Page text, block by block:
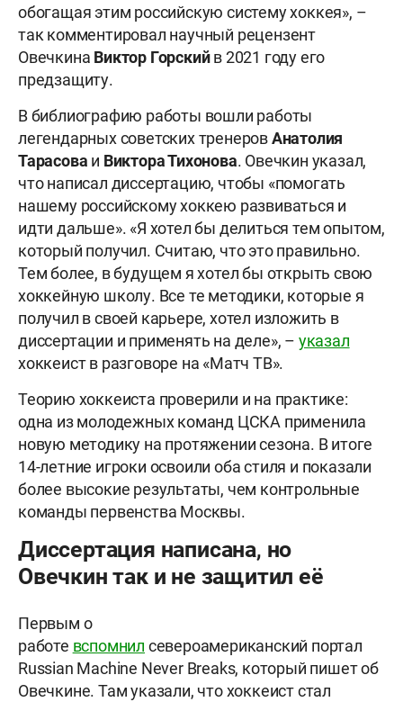
обогащая этим российскую систему хоккея», –
так комментировал научный рецензент
Овечкина Виктор Горскийв 2021 году его
предзащиту.
В библиографию работы вошли работы
легендарных советских тренеровАнатолия
Тарасова и Виктора Тихонова. Овечкин указал,
что написал диссертацию, чтобы «помогать
нашему российскому хоккею развиваться и
идти дальше». «Я хотел бы делиться тем опытом,
который получил. Считаю, что это правильно.
Тем более, в будущем я хотел бы открыть свою
хоккейную школу. Все те методики, которые я
получил в своей карьере, хотел изложить в
диссертации и применять на деле», – указал
хоккеист в разговоре на «Матч ТВ».
Теорию хоккеиста проверили и на практике:
одна из молодежных команд ЦСКА применила
новую методику на протяжении сезона. В итоге
14-летние игроки освоили оба стиля и показали
более высокие результаты, чем контрольные
команды первенства Москвы.
Диссертация написана, но
Овечкин так и не защитил её
Первым о
работе вспомнил североамериканский портал
Russian Machine Never Breaks, который пишет об
Овечкине. Там указали, что хоккеист стал